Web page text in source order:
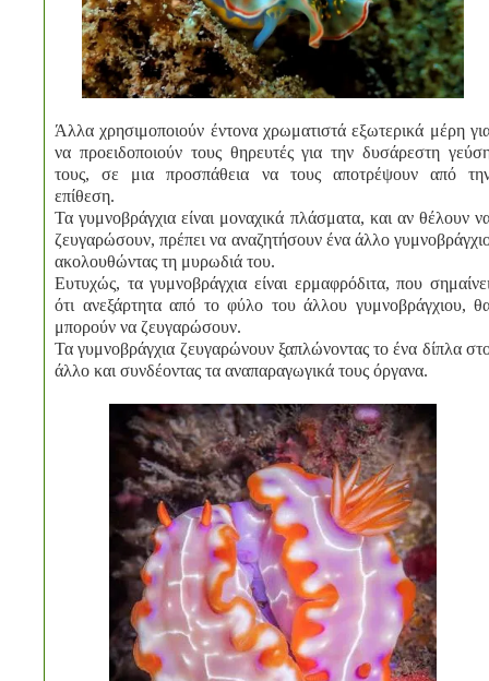
Άλλα χρησιμοποιούν έντονα χρωματιστά εξωτερικά μέρη
να προειδοποιούν τους θηρευτές για την δυσάρεστη
τους, σε μια προσπάθεια να τους αποτρέψουν από
επίθεση.
Τα γυμνοβράγχια είναι μοναχικά πλάσματα, και αν θέλουν
ζευγαρώσουν, πρέπει να αναζητήσουν ένα άλλο
ακολουθώντας τη μυρωδιά του.
Ευτυχώς, τα γυμνοβράγχια είναι ερμαφρόδιτα, που
ότι ανεξάρτητα από το φύλο του άλλου γυμνοβράγχιου,
μπορούν να ζευγαρώσουν.
Τα γυμνοβράγχια ζευγαρώνουν ξαπλώνοντας το ένα δίπλα
άλλο και συνδέοντας τα αναπαραγωγικά τους όργανα.